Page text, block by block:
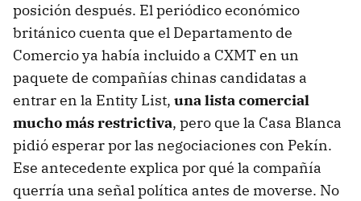
posición después. El periódico económico
británico cuenta que el Departamento de
Comercio ya había incluido a CXMT en un
paquete de compañías chinas candidatas a
entrar en la Entity List, una lista comercial
mucho más restrictiva, pero que la Casa Blanca
pidió esperar por las negociaciones con Pekín.
Ese antecedente explica por qué la compañía
querría una señal política antes de moverse. No